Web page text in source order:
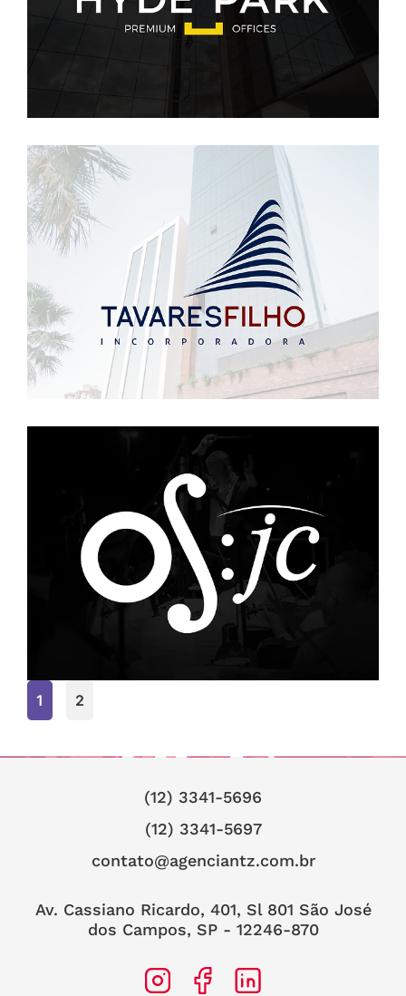
Hyde Park
Tavares Filho
Sem categoria
Orquestra Sinfônica de
1 2
(12) 3341-5696
(12) 3341-5697
contato@agenciantz.com.br
Av. Cassiano Ricardo, 401, Sl 801 São José
dos Campos, SP - 12246-870